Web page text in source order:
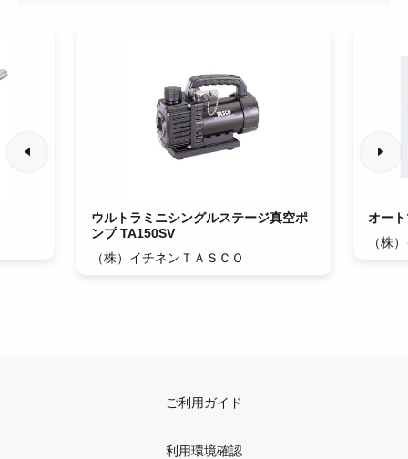
ウルトラミニシングルステージ真空ポ
ンプ TA150SV
（株）イチネンＴＡＳＣＯ
オー
（株
ご利用ガイド
利用環境確認